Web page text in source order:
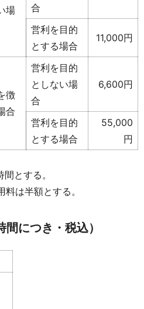
場
合
営利を目的
とする場合
11,000円
徴
合
営利を目的
としない場
合
6,600円
営利を目的
とする場合
55,000
円
とする。
は半額とする。
につき・税込）